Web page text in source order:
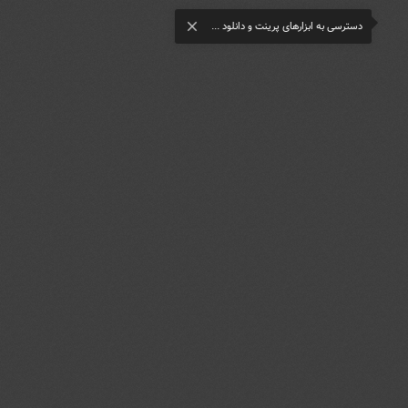
دسترسی به ابزارهای پرینت و دانلود ... close